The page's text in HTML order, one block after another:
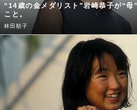
“14歳の金メダリスト”岩崎恭子が“母
こと。
林田順子